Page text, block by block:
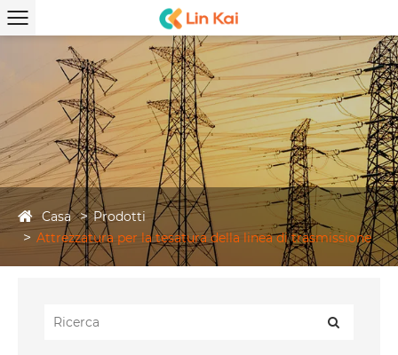
Casa
Prodotti
Attrezzatura per la tesatura della linea di trasmissione